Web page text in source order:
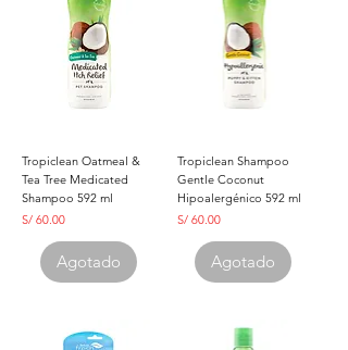
Tropiclean Oatmeal &
Tea Tree Medicated
Shampoo 592 ml
Precio
S/ 60.00
Agotado
Tropiclean Shampoo
Gentle Coconut
Hipoalergénico 592 ml
Precio
S/ 60.00
Agotado